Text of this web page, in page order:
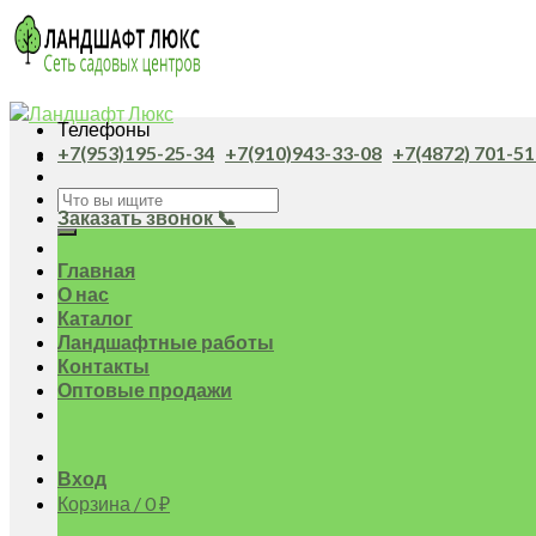
Skip
to
content
Искать:
Главная
О нас
Каталог
Ландшафтные работы
Контакты
Оптовые продажи
Вход
Корзина /0₽
Телефоны
+7(953)195-25-34 +7(910)943-33-08 +7(4872) 701-
Заказать звонок 📞